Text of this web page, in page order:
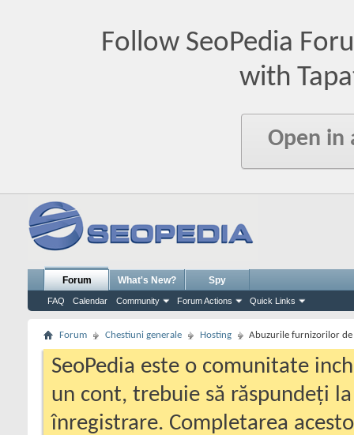
Follow SeoPedia
with
Open in
Forum
FAQ Calendar Community Forum Actions Quick Links
What's New? Spy
Forum Chestiuni generale Hosting Abuzurile furnizorilor de
SeoPedia este o comunitate
un cont, trebuie să răspundeți
înregistrare. Completarea